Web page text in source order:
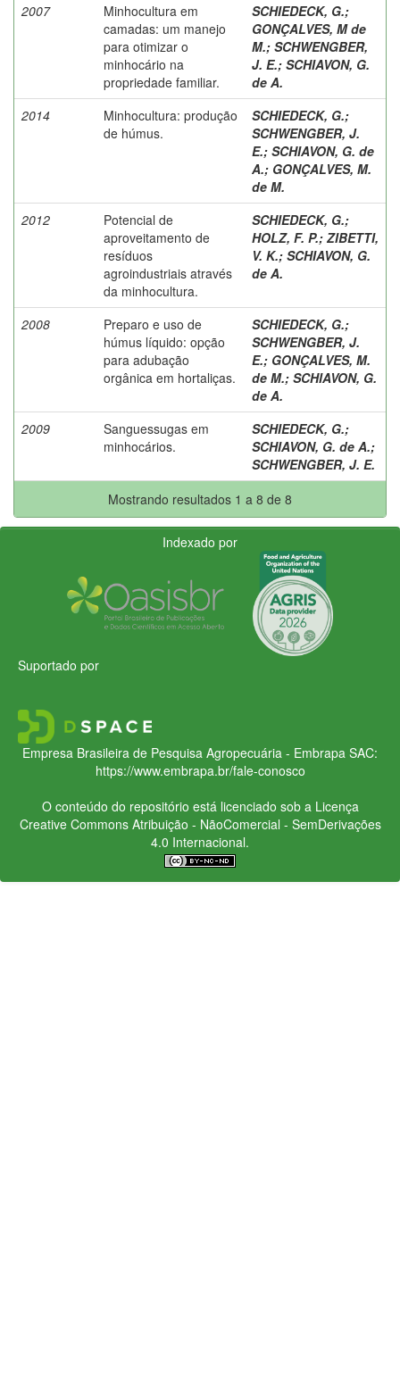
2007
Minhocultura em
camadas: um manejo
para otimizar o
minhocário na
propriedade familiar.
SCHIEDECK, G.;
GONÇALVES, M de
M.; SCHWENGBER,
J. E.; SCHIAVON, G.
de A.
2014
Minhocultura: produção
de húmus.
SCHIEDECK, G.;
SCHWENGBER, J.
E.; SCHIAVON, G. de
A.; GONÇALVES, M.
de M.
2012
Potencial de
aproveitamento de
resíduos
agroindustriais através
da minhocultura.
SCHIEDECK, G.;
HOLZ, F. P.; ZIBETTI,
V. K.; SCHIAVON, G.
de A.
2008
Preparo e uso de
húmus líquido: opção
para adubação
orgânica em hortaliças.
SCHIEDECK, G.;
SCHWENGBER, J.
E.; GONÇALVES, M.
de M.; SCHIAVON, G.
de A.
2009
Sanguessugas em
minhocários.
SCHIEDECK, G.;
SCHIAVON, G. de A.;
SCHWENGBER, J. E.
Mostrando resultados 1 a 8 de 8
Indexado por
Suportado por
Empresa Brasileira de Pesquisa Agropecuária - Embrapa SAC:
https://www.embrapa.br/fale-conosco
O conteúdo do repositório está licenciado sob a Licença
Creative CommonsAtribuição - NãoComercial - SemDerivações
4.0 Internacional.